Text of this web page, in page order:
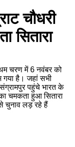
चौधरी
सितारा
चरण में 6 नवंबर को
गया है। जहां सभी
पहुंचे भारत के
का चमकता हुआ सितारा
से चुनाव लड़ रहे हैं